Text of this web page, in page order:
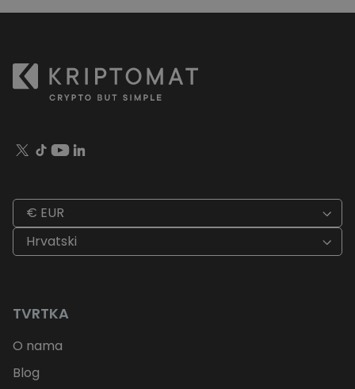
€ EUR
Hrvatski
TVRTKA
O nama
Blog